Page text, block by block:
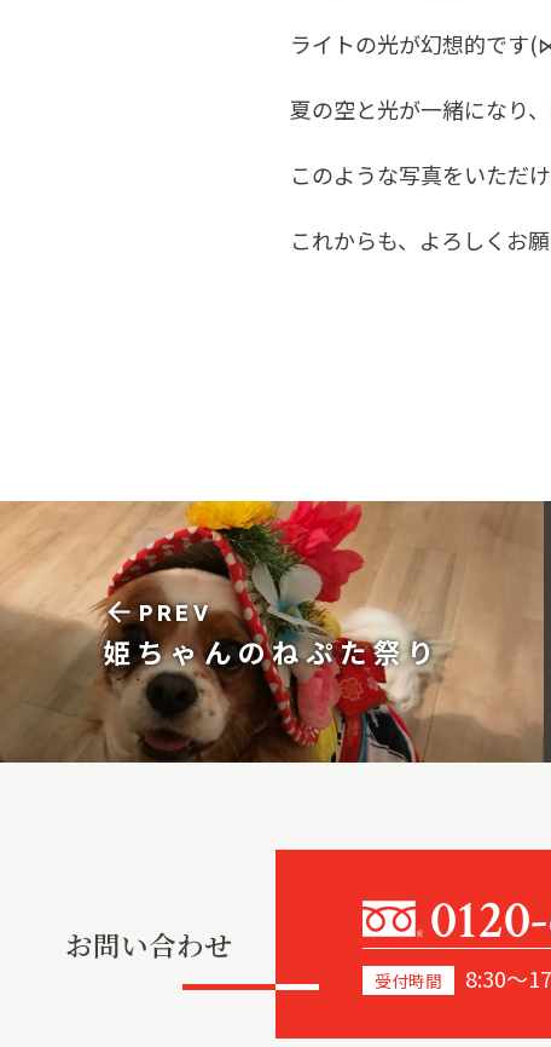
ライトの光が幻想的で
夏の空と光が一緒になり
このような写真をいただ
これからも、よろしく
arrow_backPREV
姫ちゃんのねぷた祭り
お問い合わせ
受付時間 8:30～